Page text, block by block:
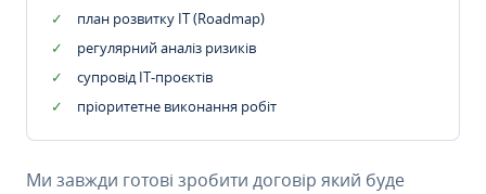
план розвитку IT (Roadmap)
регулярний аналіз ризиків
супровід ІТ-проєктів
пріоритетне виконання робіт
Ми завжди готові зробити договір який буде